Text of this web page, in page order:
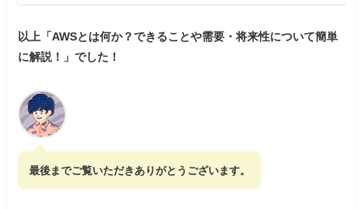
以上「AWSとは何か？できることや需要・将来性について簡単
に解説！」でした！
最後までご覧いただきありがとうございます。